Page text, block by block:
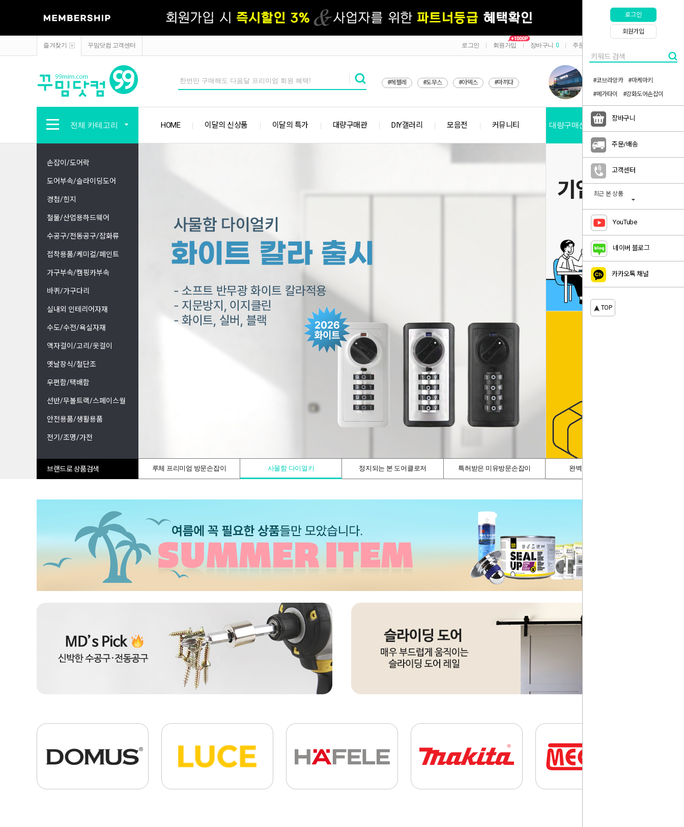
즐겨찾기 꾸밈닷컴 고객센터 로그인 회원가입 장바구니 0 주문/배송
#헤펠레 #도무스 #아덱스 #마끼다
전체 카테고리 HOME 이달의 신상품 이달의 특가 대량구매관 DIY갤러리 모음전 커뮤니티 대량구매신청
로그인
회원가입
#코브라앙카
#마케마키
#메가타이
#강화도어손잡이
장바구니
주문/배송
고객센터
최근 본 상품
YouTube
네이버 블로그
카카오톡 채널
TOP
손잡이/도어락
도어부속/슬라이딩도어
경첩/힌지
철물/산업용하드웨어
수공구/전동공구/잡화류
접착용품/케미컬/페인트
가구부속/캠핑카부속
바퀴/가구다리
실내외 인테리어자재
수도/수전/욕실자재
액자걸이/고리/옷걸이
옛날장식/철단조
우편함/택배함
선반/무볼트랙/스페이스월
안전용품/생활용품
전기/조명/가전
브랜드로 상품검색 루체 프리미엄 방문손잡이 사물함 다이얼키 정지되는 본 도어클로저 특허받은 미유방문손잡이 완벽차단/싱크가드